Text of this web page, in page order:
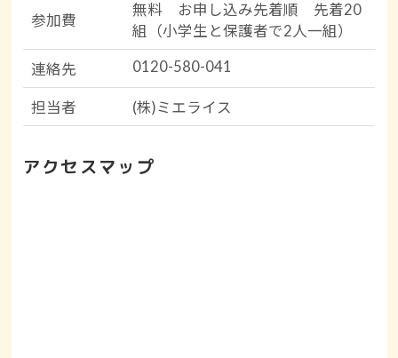
参加費
無料 お申し込み先着順 先着20
組（小学生と保護者で2人一組）
連絡先 0120-580-041
担当者 (株)ミエライス
アクセスマップ